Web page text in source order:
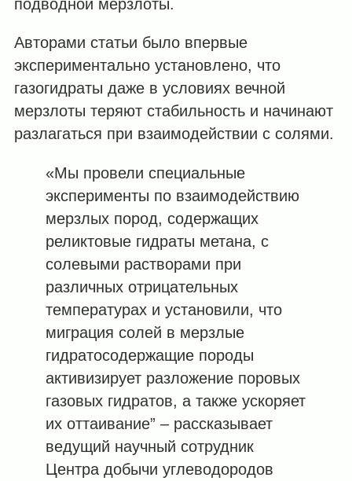
подводной мерзлоты.
Авторами статьи было впервые
экспериментально установлено, что
газогидраты даже в условиях вечной
мерзлоты теряют стабильность и начинают
разлагаться при взаимодействии с солями.
«Мы провели специальные
эксперименты по взаимодействию
мерзлых пород, содержащих
реликтовые гидраты метана, с
солевыми растворами при
различных отрицательных
температурах и установили, что
миграция солей в мерзлые
гидратосодержащие породы
активизирует разложение поровых
газовых гидратов, а также ускоряет
их оттаивание” – рассказывает
ведущий научный сотрудник
Центра добычи углеводородов